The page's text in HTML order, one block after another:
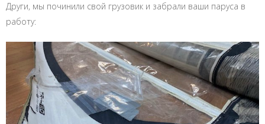
Други, мы починили свой грузовик и забрали ваши паруса в
работу: